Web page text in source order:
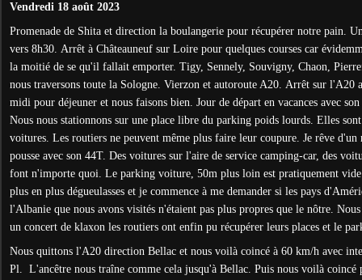
Vendredi 18 août 2023
Promenade de Shita et direction la boulangerie pour récupérer notre pain.
vers 8h30. Arrêt à Châteauneuf sur Loire pour quelques courses car
la moitié de se qu'il fallait emporter. Tigy, Sennely, Souvigny, Chaon,
nous traversons toute la Sologne. Vierzon et autoroute A20. Arrêt sur l'A20
midi pour déjeuner et nous faisons bien. Jour de départ en vacances avec
Nous nous stationnons sur une place libre du parking poids lourds. Elles sont
voitures. Les routiers ne peuvent même plus faire leur coupure. Je rêve d'un
pousse avec son 44T. Des voitures sur l'aire de service camping-car, des
font n'importe quoi. Le parking voiture, 50m plus loin est pratiquement
plus en plus dégueulasses et je commence à me demander si les pays
l'Albanie que nous avons visités n'étaient pas plus propres que le nôtre.
un concert de klaxon les routiers ont enfin pu récupérer leurs places et le
Nous quittons l'A20 direction Bellac et nous voilà coincé à 60 km/h avec
Pl. L'ancêtre nous traîne comme cela jusqu'à Bellac. Puis nous voilà